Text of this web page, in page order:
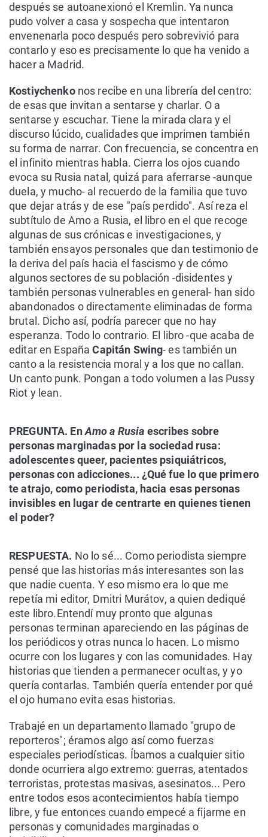
después se autoanexionó el Kremlin. Ya nunca
pudo volver a casa y sospecha que intentaron
envenenarla poco después pero sobrevivió para
contarlo y eso es precisamente lo que ha venido a
hacer a Madrid.
Kostiychenkonos recibe en una librería del centro:
de esas que invitan a sentarse y charlar. O a
sentarse y escuchar. Tiene la mirada clara y el
discurso lúcido, cualidades que imprimen también
su forma de narrar. Con frecuencia, se concentra en
el infinito mientras habla. Cierra los ojos cuando
evoca su Rusia natal, quizá para aferrarse -aunque
duela, y mucho- al recuerdo de la familia que tuvo
que dejar atrás y de ese "país perdido". Así reza el
subtítulo de Amo a Rusia, el libro en el que recoge
algunas de sus crónicas e investigaciones, y
también ensayos personales que dan testimonio de
la deriva del país hacia el fascismo y de cómo
algunos sectores de su población -disidentes y
también personas vulnerables en general- han sido
abandonados o directamente eliminadas de forma
brutal. Dicho así, podría parecer que no hay
esperanza. Todo lo contrario. El libro -que acaba de
editar en EspañaCapitán Swing- es también un
canto a la resistencia moral y a los que no callan.
Un canto punk. Pongan a todo volumen a las Pussy
Riot y lean.
PREGUNTA. EnAmo a Rusia escribes sobre
personas marginadas por la sociedad rusa:
adolescentes queer, pacientes psiquiátricos,
personas con adicciones... ¿Qué fue lo que primero
te atrajo, como periodista, hacia esas personas
invisibles en lugar de centrarte en quienes tienen
el poder?
RESPUESTA. No lo sé... Como periodista siempre
pensé que las historias más interesantes son las
que nadie cuenta. Y eso mismo era lo que me
repetía mi editor, Dmitri Murátov, a quien dediqué
este libro.Entendí muy pronto que algunas
personas terminan apareciendo en las páginas de
los periódicos y otras nunca lo hacen. Lo mismo
ocurre con los lugares y con las comunidades. Hay
historias que tienden a permanecer ocultas, y yo
quería contarlas. También quería entender por qué
el ojo humano evita esas historias.
Trabajé en un departamento llamado "grupo de
reporteros"; éramos algo así como fuerzas
especiales periodísticas. Íbamos a cualquier sitio
donde ocurriera algo extremo: guerras, atentados
terroristas, protestas masivas, asesinatos... Pero
entre todos esos acontecimientos había tiempo
libre, y fue entonces cuando empecé a fijarme en
personas y comunidades marginadas o